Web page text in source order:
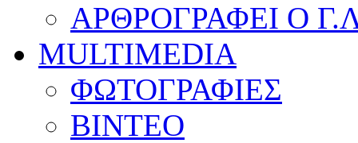
ΑΡΘΡΟΓΡΑΦΕΙ Ο
MULTIMEDIA
ΦΩΤΟΓΡΑΦΙΕΣ
ΒΙΝΤΕΟ